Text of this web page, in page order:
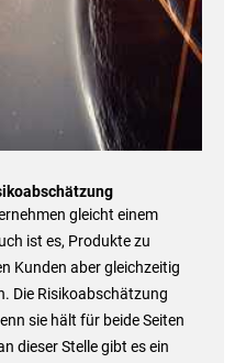
gleicht einem
ist es, Produkte zu
Kunden aber gleichzeitig
Die Risikoabschätzung
sie hält für beide Seiten
dieser Stelle gibt es ein